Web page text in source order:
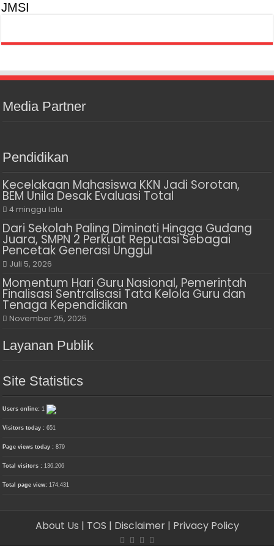
JMSI
Media Partner
Pendidikan
Kecelakaan Mahasiswa KKN Jadi Sorotan,
BEM Unila Desak Evaluasi Total
4 minggu lalu
Dari Sekolah Paling Diminati Hingga Gudang
Juara, SMPN 2 Perkuat Reputasi Sebagai
Pencetak Generasi Unggul
Juli 5, 2026
Momentum Hari Guru Nasional, Pemerintah
Finalisasi Sentralisasi Tata Kelola Guru dan
Tenaga Kependidikan
November 25, 2025
Layanan Publik
Site Statistics
Users online:1
Visitors today :651
Page views today :879
Total visitors :136,206
Total page view:174,431
About Us | TOS | Disclaimer | Privacy Policy